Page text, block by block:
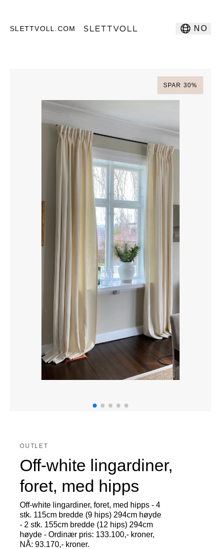
SLETTVOLL.COM NO
SPAR 30%
OUTLET
Off-white lingardiner,
foret, med hipps
Off-white lingardiner, foret, med hipps - 4
stk. 115cm bredde (9 hips) 294cm høyde
- 2 stk. 155cm bredde (12 hips) 294cm
høyde - Ordinær pris: 133.100,- kroner,
NÅ: 93.170,- kroner.